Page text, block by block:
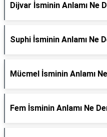
Dijvar İsminin Anlamı Ne
Suphi İsminin Anlamı Ne
Mücmel İsminin Anlamı
Fem İsminin Anlamı Ne